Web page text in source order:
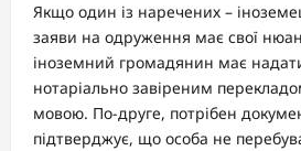
Якщо один із наречених –
заяви на одруження має свої
іноземний громадянин має
нотаріально завіреним
мовою. По-друге, потрібен
підтверджує, що особа не